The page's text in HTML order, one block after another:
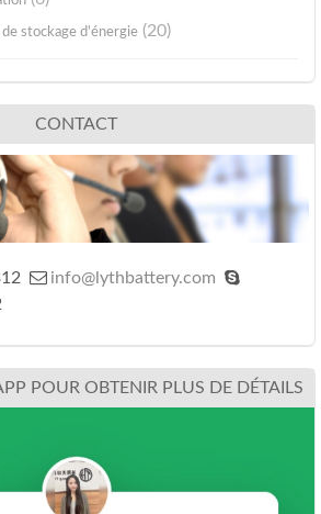
stockage d'énergie (20)
CONTACT
 info@lythbattery.com 
POUR OBTENIR PLUS DE DÉTAILS